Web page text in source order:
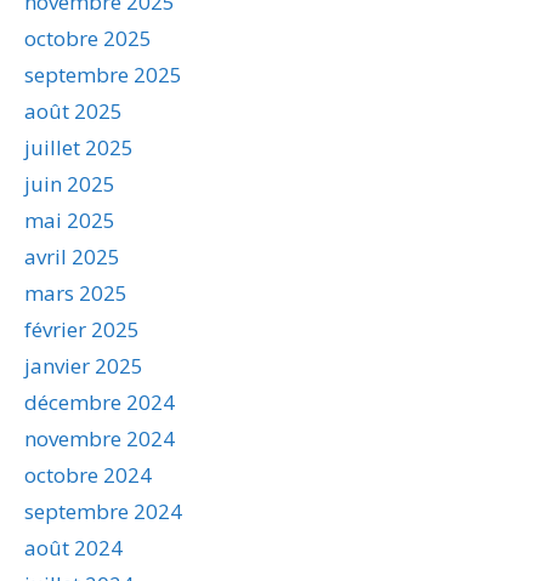
octobre 2025
septembre 2025
août 2025
juillet 2025
juin 2025
mai 2025
avril 2025
mars 2025
février 2025
janvier 2025
décembre 2024
novembre 2024
octobre 2024
septembre 2024
août 2024